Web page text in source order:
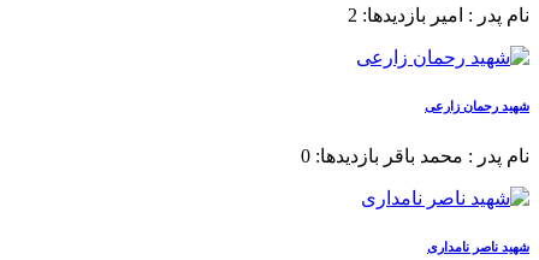
نام پدر : امیر بازدیدها: 2
شهید رحمان زارعی
نام پدر : محمد باقر بازدیدها: 0
شهید ناصر نامداری